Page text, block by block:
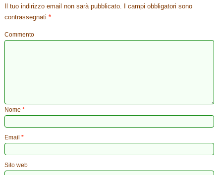
Il tuo indirizzo email non sarà pubblicato. I campi obbligatori sono
contrassegnati*
Commento
Nome*
Email*
Sito web